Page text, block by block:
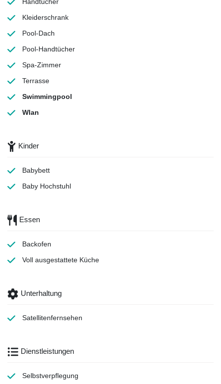
Kleiderschrank
Pool-Dach
Pool-Handtücher
Spa-Zimmer
Terrasse
Swimmingpool
Wlan
Kinder
Babybett
Baby Hochstuhl
Essen
Backofen
Voll ausgestattete Küche
Unterhaltung
Satellitenfernsehen
Dienstleistungen
Selbstverpflegung